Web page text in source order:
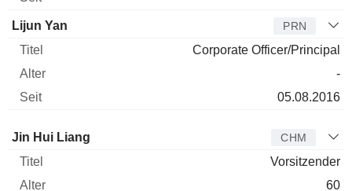
Lijun Yan PRN
Corporate Officer/Principal
-
05.08.2016
Verwaltungsratsmitglied
Jin Hui Liang CHM
Vorsitzender
60